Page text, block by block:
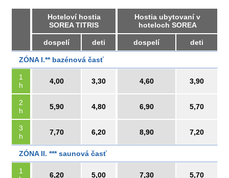
Hoteloví hostia
SOREA TITRIS
Hostia ubytovaní v
hoteloch SOREA
dospelí deti dospelí deti
ZÓNA I.** bazénová časť
1
h
4,00 3,30 4,60 3,90
2
h
5,90 4,80 6,90 5,70
3
h
7,70 6,20 8,90 7,20
ZÓNA II. *** saunová časť
1
6,20 5,00 7,30 5,70